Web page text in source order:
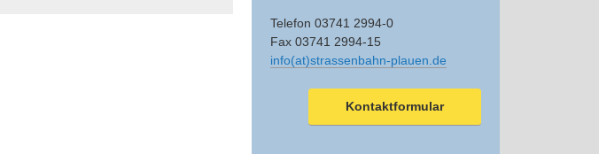
Telefon 03741 2994-0
Fax 03741 2994-15
info(at)strassenbahn-plauen.de
Kontaktformular